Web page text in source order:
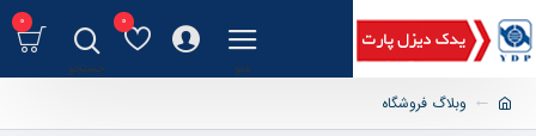
0
0
وبلاگ فروشگاه